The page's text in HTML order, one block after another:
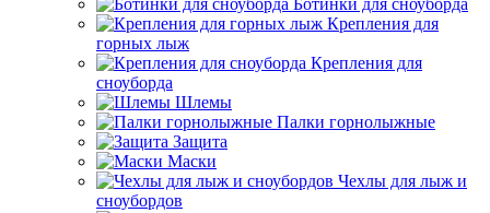
Ботинки для сноуборда
Крепления для
горных лыж
Крепления для
сноуборда
Шлемы
Палки горнолыжные
Защита
Маски
Чехлы для лыж и
сноубордов